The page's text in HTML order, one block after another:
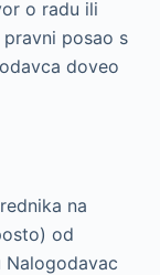
o radu ili
posao s
doveo
na
od
Nalogodavac